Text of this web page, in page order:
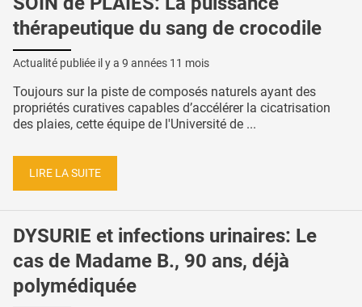
thérapeutique du sang de crocodile
Actualité publiée il y a 9 années 11 mois
Toujours sur la piste de composés naturels ayant des
propriétés curatives capables d’accélérer la cicatrisation
des plaies, cette équipe de l'Université de ...
LIRE LA SUITE
DYSURIE et infections urinaires: Le
cas de Madame B., 90 ans, déjà
polymédiquée